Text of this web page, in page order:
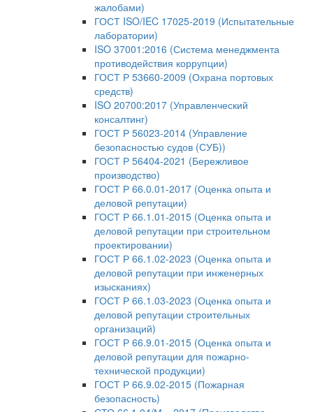
жалобами)
ГОСТ ISO/IEC 17025-2019 (Испытательные
лаборатории)
ISO 37001:2016 (Система менеджмента
противодействия коррупции)
ГОСТ Р 53660-2009 (Охрана портовых
средств)
ISO 20700:2017 (Управленческий
консалтинг)
ГОСТ Р 56023-2014 (Управление
безопасностью судов (СУБ))
ГОСТ Р 56404-2021 (Бережливое
производство)
ГОСТ Р 66.0.01-2017 (Оценка опыта и
деловой репутации)
ГОСТ Р 66.1.01-2015 (Оценка опыта и
деловой репутации при строительном
проектировании)
ГОСТ Р 66.1.02-2023 (Оценка опыта и
деловой репутации при инженерных
изысканиях)
ГОСТ Р 66.1.03-2023 (Оценка опыта и
деловой репутации строительных
организаций)
ГОСТ Р 66.9.01-2015 (Оценка опыта и
деловой репутации для пожарно-
технической продукции)
ГОСТ Р 66.9.02-2015 (Пожарная
безопасность)